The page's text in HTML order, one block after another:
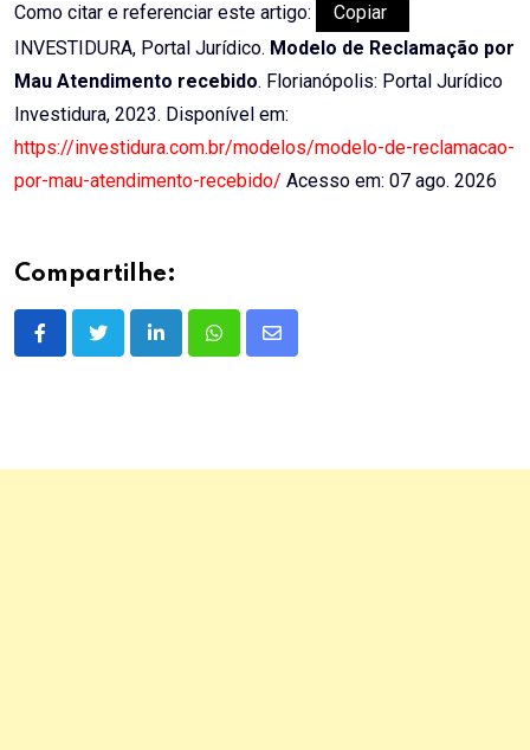
Como citar e referenciar este artigo:
Copiar
INVESTIDURA, Portal Jurídico. Modelo de Reclamação por
Mau Atendimento recebido. Florianópolis: Portal Jurídico
Investidura, 2023. Disponível em:
https://investidura.com.br/modelos/modelo-de-reclamacao-
por-mau-atendimento-recebido/ Acesso em: 07 ago. 2026
Compartilhe:
LinkedInWhatsappShare